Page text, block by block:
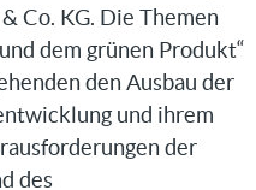
Co. KG. Die Themen
dem grünen Produkt“
den Ausbau der
und ihrem
der
des